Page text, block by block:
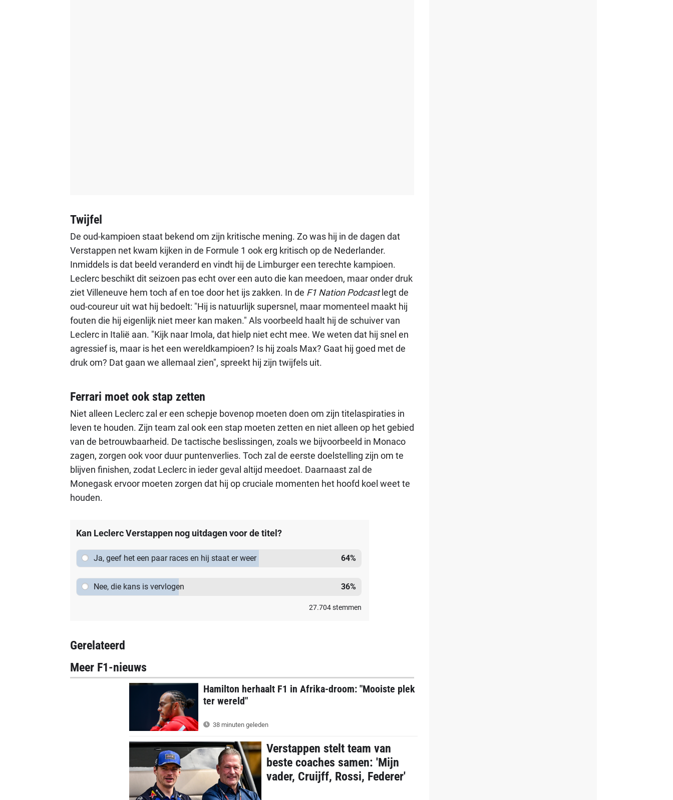
Twijfel
De oud-kampioen staat bekend om zijn kritische mening. Zo was hij in de dagen dat
Verstappen net kwam kijken in de Formule 1 ook erg kritisch op de Nederlander.
Inmiddels is dat beeld veranderd en vindt hij de Limburger een terechte kampioen.
Leclerc beschikt dit seizoen pas echt over een auto die kan meedoen, maar onder druk
ziet Villeneuve hem toch af en toe door het ijs zakken. In de F1 Nation Podcastlegt de
oud-coureur uit wat hij bedoelt: "Hij is natuurlijk supersnel, maar momenteel maakt hij
fouten die hij eigenlijk niet meer kan maken." Als voorbeeld haalt hij de schuiver van
Leclerc in Italië aan. "Kijk naar Imola, dat hielp niet echt mee. We weten dat hij snel en
agressief is, maar is het een wereldkampioen? Is hij zoals Max? Gaat hij goed met de
druk om? Dat gaan we allemaal zien", spreekt hij zijn twijfels uit.
Ferrari moet ook stap zetten
Niet alleen Leclerc zal er een schepje bovenop moeten doen om zijn titelaspiraties in
leven te houden. Zijn team zal ook een stap moeten zetten en niet alleen op het gebied
van de betrouwbaarheid. De tactische beslissingen, zoals we bijvoorbeeld in Monaco
zagen, zorgen ook voor duur puntenverlies. Toch zal de eerste doelstelling zijn om te
blijven finishen, zodat Leclerc in ieder geval altijd meedoet. Daarnaast zal de
Monegask ervoor moeten zorgen dat hij op cruciale momenten het hoofd koel weet te
houden.
Kan Leclerc Verstappen nog uitdagen voor de titel?
Ja, geef het een paar races en hij staat er weer 64%
Nee, die kans is vervlogen 36%
27.704stemmen
Gerelateerd
Meer F1-nieuws
Hamilton herhaalt F1 in Afrika-droom: "Mooiste plek
ter wereld"
38 minuten geleden
Verstappen stelt team van
beste coaches samen: 'Mijn
vader, Cruijff, Rossi, Federer'